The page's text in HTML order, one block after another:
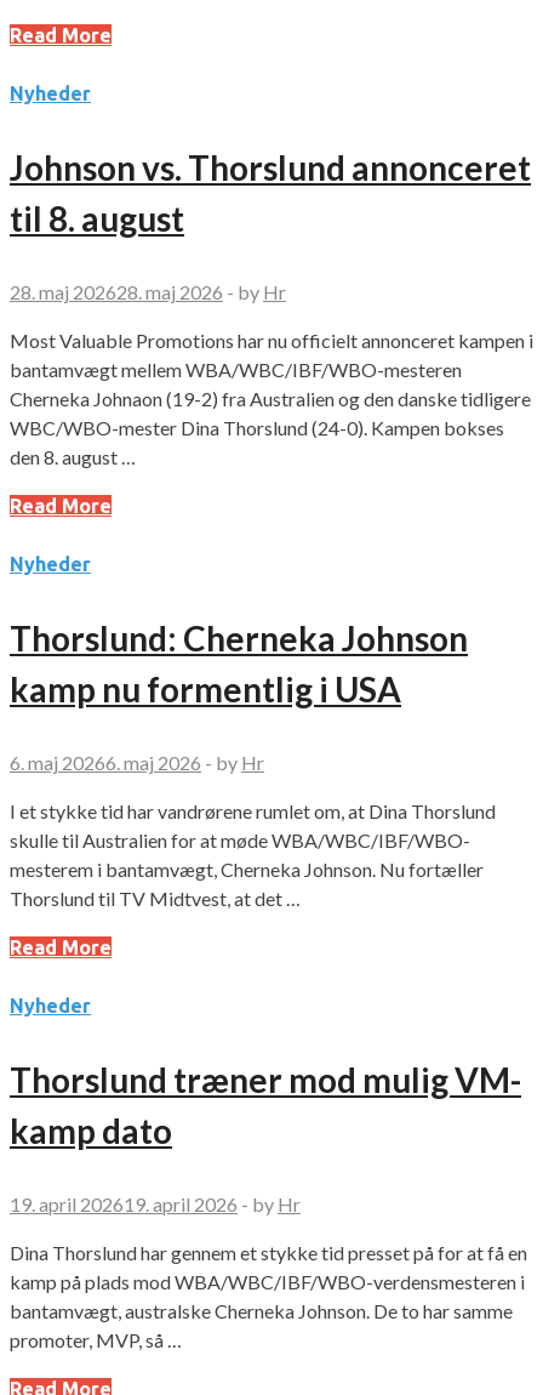
Read More
Nyheder
Johnson vs. Thorslund annonceret
til 8. august
28. maj 202628. maj 2026 - by Hr
Most Valuable Promotions har nu officielt annonceret kampen i
bantamvægt mellem WBA/WBC/IBF/WBO-mesteren
Cherneka Johnaon (19-2) fra Australien og den danske tidligere
WBC/WBO-mester Dina Thorslund (24-0). Kampen bokses
den 8. august …
Read More
Nyheder
Thorslund: Cherneka Johnson
kamp nu formentlig i USA
6. maj 20266. maj 2026 - by Hr
I et stykke tid har vandrørene rumlet om, at Dina Thorslund
skulle til Australien for at møde WBA/WBC/IBF/WBO-
mesterem i bantamvægt, Cherneka Johnson. Nu fortæller
Thorslund til TV Midtvest, at det …
Read More
Nyheder
Thorslund træner mod mulig VM-
kamp dato
19. april 202619. april 2026 - by Hr
Dina Thorslund har gennem et stykke tid presset på for at få en
kamp på plads mod WBA/WBC/IBF/WBO-verdensmesteren i
bantamvægt, australske Cherneka Johnson. De to har samme
promoter, MVP, så …
Read More